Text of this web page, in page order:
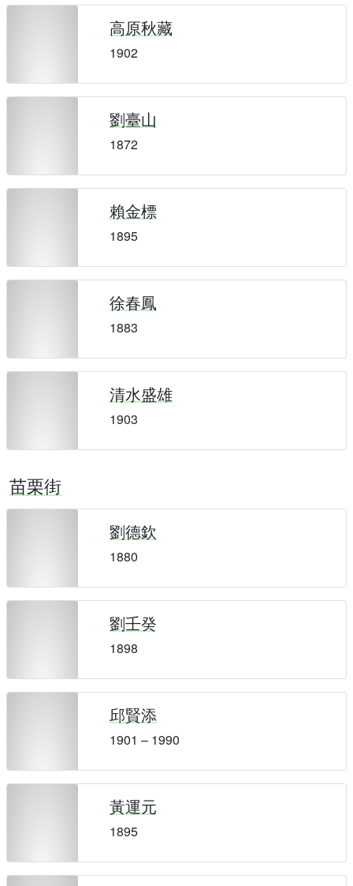
高原秋藏
1902
劉臺山
1872
賴金標
1895
徐春鳳
1883
清水盛雄
1903
苗栗街
劉德欽
1880
劉壬癸
1898
邱賢添
1901 – 1990
黃運元
1895